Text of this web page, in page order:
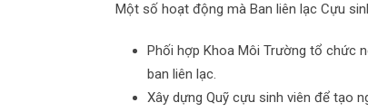
Một số hoạt động mà Ban liên lạc Cựu
Phối hợp Khoa Môi Trường tổ chức
ban liên lạc.
Xây dựng Quỹ cựu sinh viên để tạo